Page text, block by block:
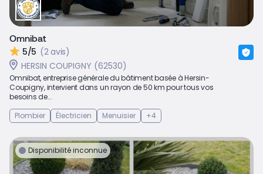
Omnibat
5/5 (2 avis)
HERSIN COUPIGNY (62530)
Omnibat, entreprise générale du bâtiment basée à Hersin-
Coupigny, intervient dans un rayon de 50 km pour tous vos
besoins de...
Plombier
Électricien Menuisier +4
Disponibilité inconnue